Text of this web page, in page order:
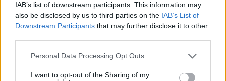
IAB’s list of downstream participants. This information may
also be disclosed by us to third parties on the IAB’s List of
Downstream Participants that may further disclose it to other
Please note that this website/app uses one or more Google
not limited to your visit or usage behaviour. You may click to
Personal Data Processing Opt Outs
I want to opt-out of the Sharing of my
Η εξομολόγηση της συζύγου του Κώστα Σόμμερ:
χρειαζόμαστε και πόσο τον αγαπάμε
05.08.2026, 20:15